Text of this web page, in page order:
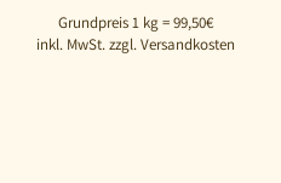
Grundpreis 1 kg = 99,50€
inkl. MwSt. zzgl. Versandkosten